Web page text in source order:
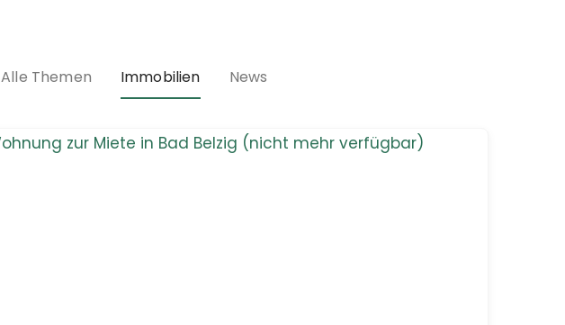
Alle Themen Immobilien News